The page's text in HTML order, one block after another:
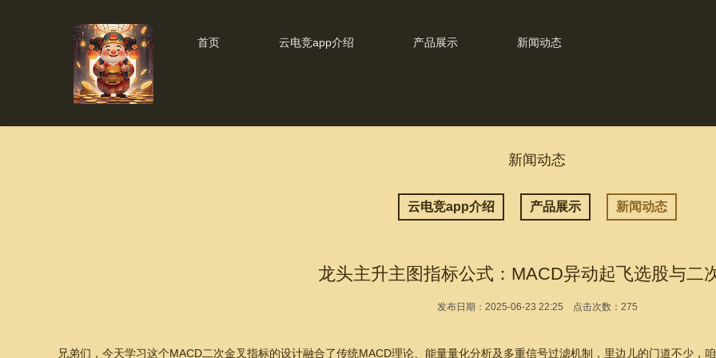
首页 云电竞app介绍 产品展示 新闻动态
新闻动态
云电竞app介绍 产品展示 新闻动态
龙头主升主图指标公式：MACD异动起飞选股与二
发布日期：2025-06-23 22:25 点击次数：275
兄弟们，今天学习这个MACD二次金叉指标的设计融合了传统MACD理论、能量量化分析及多重信号过滤机制，里边儿的门道不少，咱